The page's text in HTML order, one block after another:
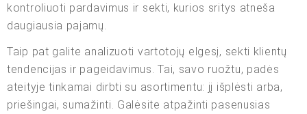
kontroliuoti pardavimus ir sekti, kurios sritys atneša
daugiausia pajamų.
Taip pat galite analizuoti vartotojų elgesį, sekti klientų
tendencijas ir pageidavimus. Tai, savo ruožtu, padės
ateityje tinkamai dirbti su asortimentu: jį išplėsti arba,
priešingai, sumažinti. Galėsite atpažinti pasenusias